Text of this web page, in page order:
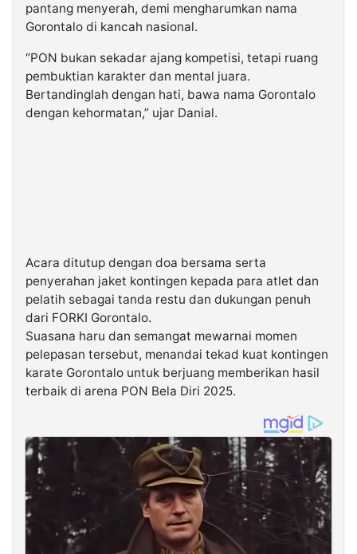
pantang menyerah, demi mengharumkan nama
Gorontalo di kancah nasional.
“PON bukan sekadar ajang kompetisi, tetapi ruang
pembuktian karakter dan mental juara.
Bertandinglah dengan hati, bawa nama Gorontalo
dengan kehormatan,” ujar Danial.
Acara ditutup dengan doa bersama serta
penyerahan jaket kontingen kepada para atlet dan
pelatih sebagai tanda restu dan dukungan penuh
dari FORKI Gorontalo.
Suasana haru dan semangat mewarnai momen
pelepasan tersebut, menandai tekad kuat kontingen
karate Gorontalo untuk berjuang memberikan hasil
terbaik di arena PON Bela Diri 2025.